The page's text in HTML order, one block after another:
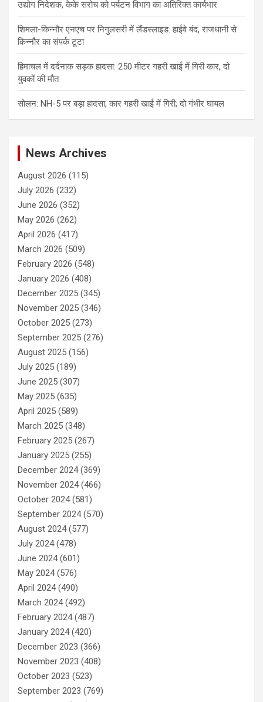
उद्योग निदेशक, केके सरोच को पर्यटन विभाग का अतिरिक्त कार्यभार
शिमला-किन्नौर एनएच पर निगुलसरी में लैंडस्लाइड: हाईवे बंद, राजधानी से
किन्नौर का संपर्क टूटा
हिमाचल में दर्दनाक सड़क हादसा: 250 मीटर गहरी खाई में गिरी कार, दो
युवकों की मौत
सोलन: NH-5 पर बड़ा हादसा, कार गहरी खाई में गिरी; दो गंभीर घायल
News Archives
August 2026 (115)
July 2026 (232)
June 2026 (352)
May 2026 (262)
April 2026 (417)
March 2026 (509)
February 2026 (548)
January 2026 (408)
December 2025 (345)
November 2025 (346)
October 2025 (273)
September 2025 (276)
August 2025 (156)
July 2025 (189)
June 2025 (307)
May 2025 (635)
April 2025 (589)
March 2025 (348)
February 2025 (267)
January 2025 (255)
December 2024(369)
November 2024(466)
October 2024(581)
September 2024(570)
August 2024(577)
July 2024(478)
June 2024(601)
May 2024(576)
April 2024(490)
March 2024(492)
February 2024(487)
January 2024(420)
December 2023 (366)
November 2023 (408)
October 2023 (523)
September 2023 (769)